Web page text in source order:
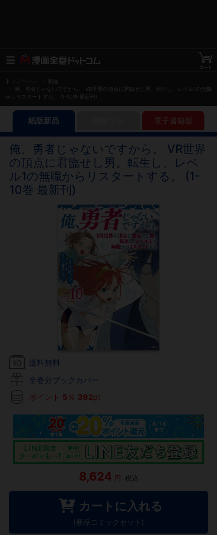
トップページ
俺、勇者じゃないですから。 VR世界の頂点に君臨せし男。転生し、レベル1の無職
からリスタートする。 (1-10巻 最新刊)
紙版新品 電子書籍版
俺、勇者じゃないですから。 VR世界
の頂点に君臨せし男。転生し、レベ
ル1の無職からリスタートする。 (1-
10巻 最新刊)
送料無料
全巻分ブックカバー
ポイント 5 ％ 392pt
8,624 円 税込
カートに入れる
(新品コミックセット)